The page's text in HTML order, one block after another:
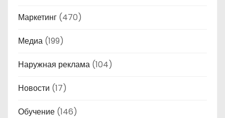
Маркетинг (470)
Медиа (199)
Наружная реклама (104)
Новости (17)
Обучение (146)